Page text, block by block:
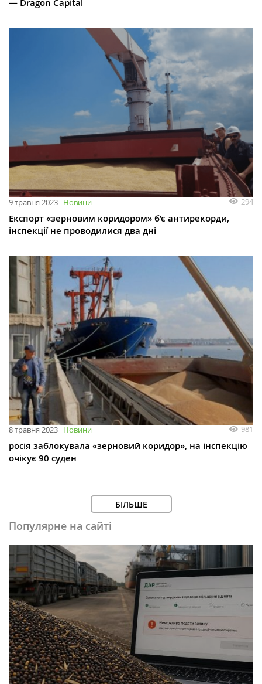
— Dragon Capital
9 травня 2023 Новини 294
Експорт «зерновим коридором» б’є антирекорди,
інспекції не проводилися два дні
8 травня 2023 Новини 981
росія заблокувала «зерновий коридор», на інспекцію
очікує 90 суден
БІЛЬШЕ
Популярне на сайті